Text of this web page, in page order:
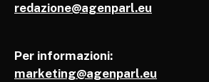
redazione@agenparl.eu
Per informazioni:
marketing@agenparl.eu